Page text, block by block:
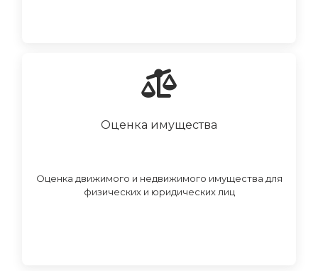
Оценка имущества
Оценка движимого и недвижимого имущества для
физических и юридических лиц